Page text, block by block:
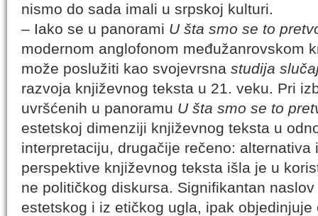
nismo do sada imali u srpskoj kulturi.
– Iako se u panorami U šta smo se to
modernom anglofonom međužanrovskom
može poslužiti kao svojevrsna studija
razvoja književnog teksta u 21. veku. Pri
uvršćenih u panoramu U šta smo se to
estetskoj dimenziji književnog teksta u
interpretaciju, drugačije rečeno:
perspektive književnog teksta išla je u
ne političkog diskursa. Signifikantan
estetskog i iz etičkog ugla, ipak